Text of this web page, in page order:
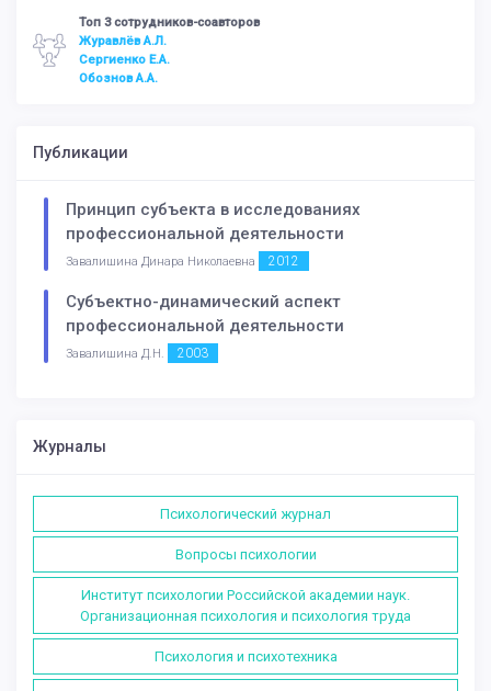
Топ 3 сотрудников-соавторов
Журавлёв А.Л.
Сергиенко Е.А.
Обознов А.А.
Публикации
Принцип субъекта в исследованиях
профессиональной деятельности
Завалишина Динара Николаевна 2012
Субъектно-динамический аспект
профессиональной деятельности
Завалишина Д.Н. 2003
Журналы
Психологический журнал
Вопросы психологии
Институт психологии Российской академии наук.
Организационная психология и психология труда
Психология и психотехника